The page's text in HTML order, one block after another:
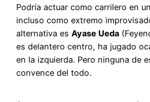
Podría actuar como carrilero en
incluso como extremo
alternativa es Ayase Ueda
es delantero centro, ha jugado
en la izquierda. Pero ninguna de
convence del todo.